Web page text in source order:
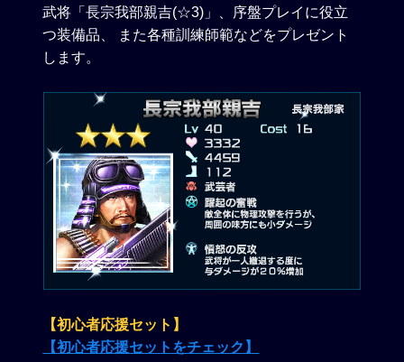
武将「長宗我部親吉(☆3)」、序盤プレイに役立
つ装備品、 また各種訓練師範などをプレゼント
します。
【初心者応援セット】
【初心者応援セットをチェック】